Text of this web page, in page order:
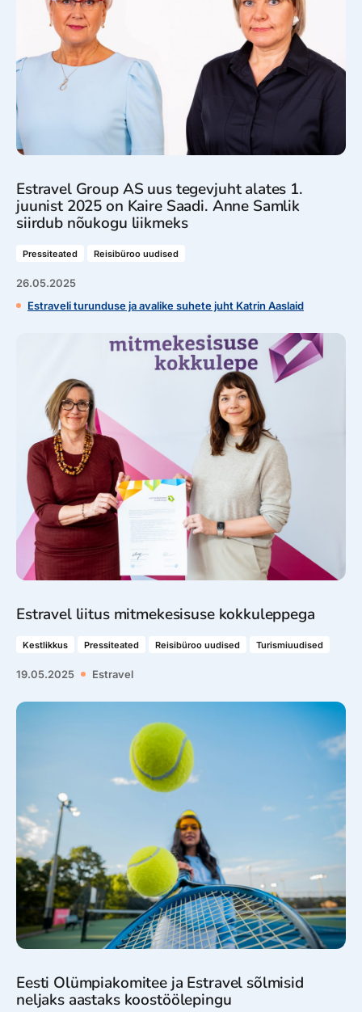
Estravel Group AS uus tegevjuht alates 1.
juunist 2025 on Kaire Saadi. Anne Samlik
siirdub nõukogu liikmeks
Pressiteated Reisibüroo uudised
26.05.2025
Estraveli turunduse ja avalike suhete juht Katrin Aaslaid
Estravel liitus mitmekesisuse kokkuleppega
Kestlikkus Pressiteated Reisibüroo uudised Turismiuudised
19.05.2025 Estravel
Eesti Olümpiakomitee ja Estravel sõlmisid
neljaks aastaks koostöölepingu